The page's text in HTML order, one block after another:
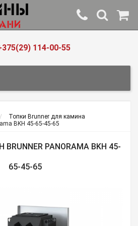
114-00-55
Топки Brunner для камина
BKH 45-65-45-65
PANORAMA BKH 45-
65-45-65